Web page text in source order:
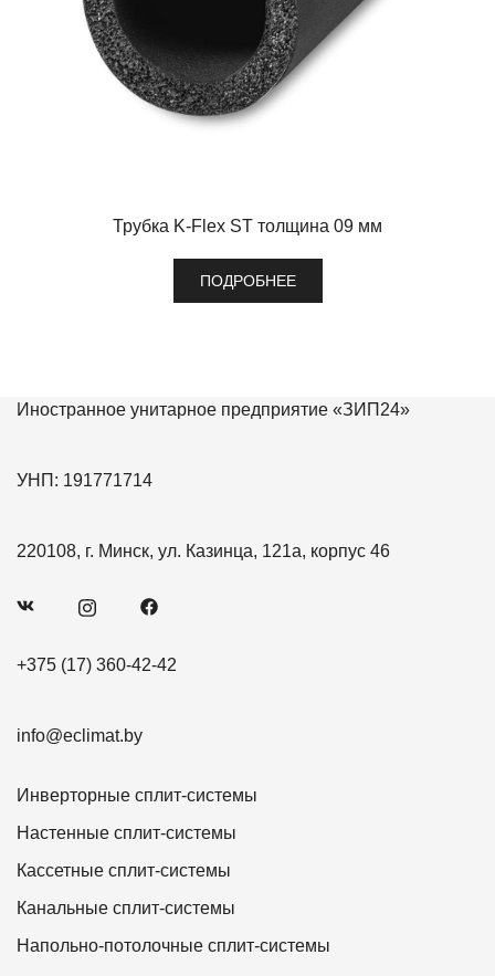
Трубка K-Flex ST толщина 09 мм
ПОДРОБНЕЕ
Иностранное унитарное предприятие «ЗИП24»
УНП: 191771714
220108, г. Минск, ул. Казинца, 121а, корпус 46
+375 (17) 360-42-42
info@eclimat.by
Инверторные сплит-системы
Настенные сплит-системы
Кассетные сплит-системы
Канальные сплит-системы
Напольно-потолочные сплит-системы